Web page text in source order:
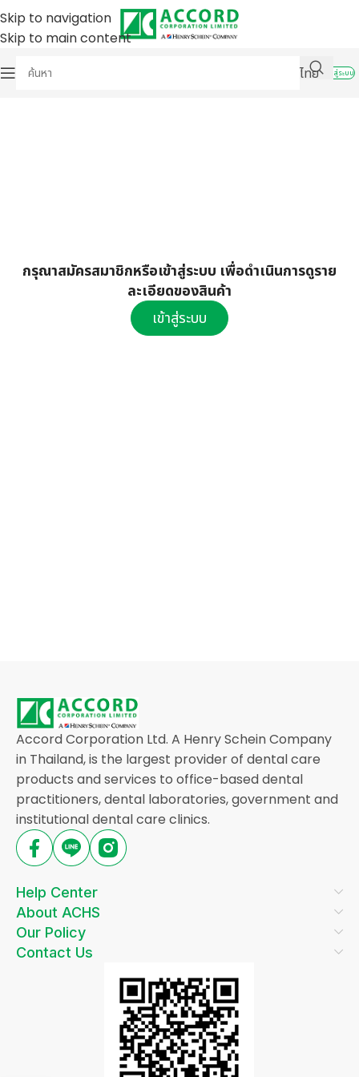
Skip to navigation
Skip to main content
ไทย
เข้าสู่ระบบ
กรุณาสมัครสมาชิกหรือเข้าสู่ระบบ เพื่อดำเนินการดูราย
ละเอียดของสินค้า
เข้าสู่ระบบ
Accord Corporation Ltd. A Henry Schein Company
in Thailand, is the largest provider of dental care
products and services to office-based dental
practitioners, dental laboratories, government and
institutional dental care clinics.
Help Center
About ACHS
Our Policy
Contact Us